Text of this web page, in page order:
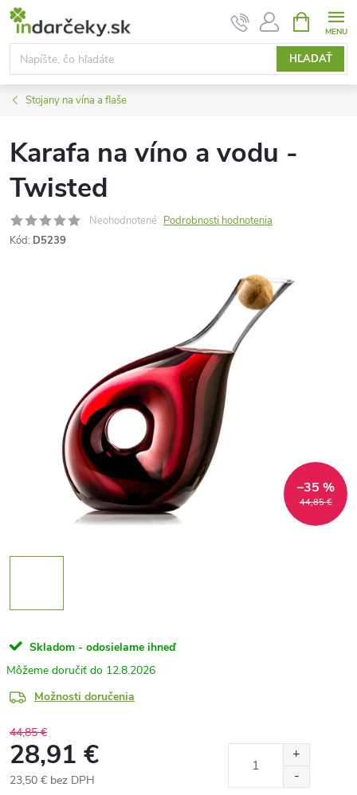
Prejsť
obsah
HĽADAŤ
KOŠÍK
Stojany na vína a flaše
Karafa na víno a vodu -
Twisted
Neohodnotené Podrobnosti hodnotenia
Kód: D5239
44,85 €
–35 %
Skladom - odosielame ihneď
12.8.2026
Možnosti doručenia
44,85 €
28,91 €
23,50 € bez DPH